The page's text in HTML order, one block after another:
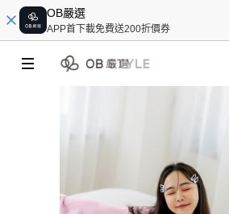
OB嚴選
APP首下載免費送200折價券